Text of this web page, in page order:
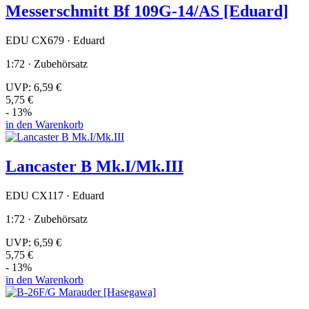
Messerschmitt Bf 109G-14/AS [Eduard]
EDU CX679 · Eduard
1:72 · Zubehörsatz
UVP: 6,59 €
5,75 €
- 13%
in den Warenkorb
Lancaster B Mk.I/Mk.III
EDU CX117 · Eduard
1:72 · Zubehörsatz
UVP: 6,59 €
5,75 €
- 13%
in den Warenkorb